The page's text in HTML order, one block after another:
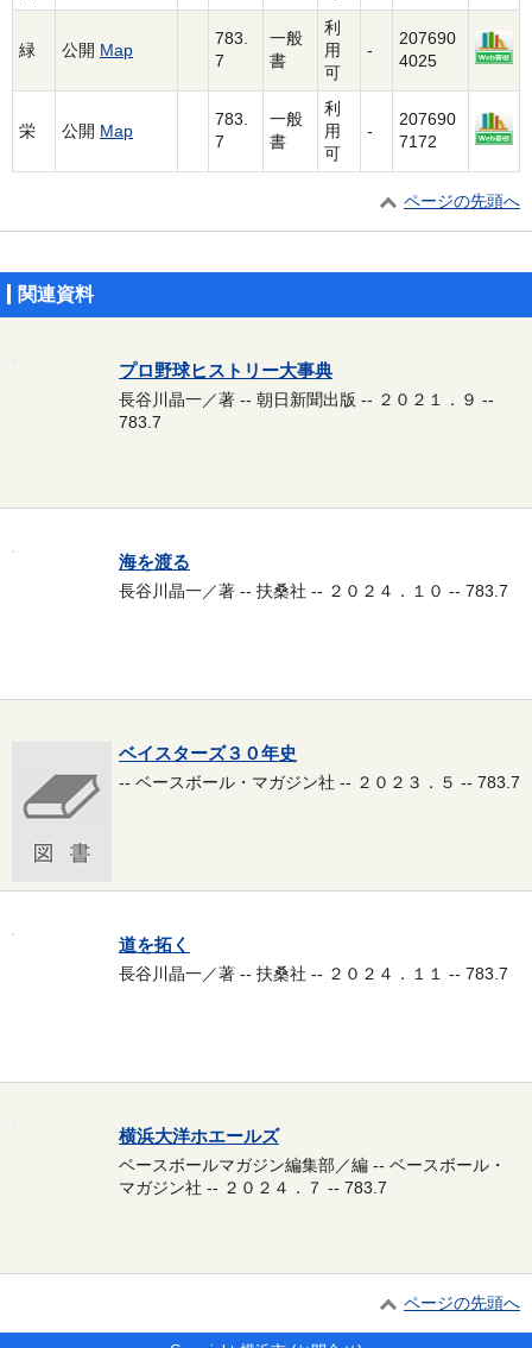
緑 公開 Map
783.
7
一般
書
利
用
可
-
207690
4025
栄 公開 Map
783.
7
一般
書
利
用
可
-
207690
7172
ページの先頭へ
関連資料
プロ野球ヒストリー大事典
長谷川晶一／著 -- 朝日新聞出版 -- ２０２１．９ --
783.7
海を渡る
長谷川晶一／著 -- 扶桑社 -- ２０２４．１０ -- 783.7
ベイスターズ３０年史
-- ベースボール・マガジン社 -- ２０２３．５ -- 783.7
道を拓く
長谷川晶一／著 -- 扶桑社 -- ２０２４．１１ -- 783.7
横浜大洋ホエールズ
ベースボールマガジン編集部／編 -- ベースボール・
マガジン社 -- ２０２４．７ -- 783.7
ページの先頭へ